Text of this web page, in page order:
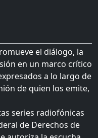
el diálogo, la
en un marco crítico
a lo largo de
de quien los emite,
series radiofónicas
de Derechos de